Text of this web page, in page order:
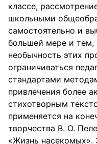
классе,
школьными
самостоятельно и
большей мере и тем,
необычность этих
ограничиваться
стандартами
привлечения более
стихотворным
применяется на
творчества В. О.
«Жизнь насекомых».